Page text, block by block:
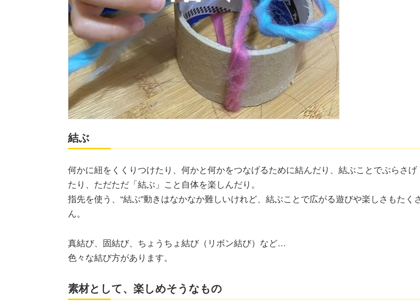
結ぶ
何かに紐をくくりつけたり、何かと何かをつなげるために結んだり、結ぶことでぶらさげ
たり、ただただ「結ぶ」こと自体を楽しんだり。
指先を使う、“結ぶ”動きはなかなか難しいけれど、結ぶことで広がる遊びや楽しさもたく
ん。
真結び、固結び、ちょうちょ結び（リボン結び）など…
色々な結び方があります。
素材として、楽しめそうなもの